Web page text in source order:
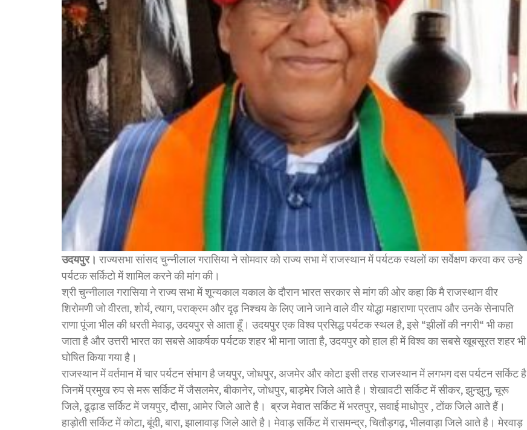
उदयपुर। राज्यसभा सांसद चुन्नीलाल गरासिया ने सोमवार को राज्य सभा में राजस्थान में पर्यटक स्थलों का सर्वेक्षण करवा कर उन्हे
पर्यटक सर्किटो में शामिल करने की मांग की।
श्री चुन्नीलाल गरासिया ने राज्य सभा में शून्यकाल यकाल के दौरान भारत सरकार से मांग की ओर कहा कि मै राजस्थान वीर
शिरोमणी जो वीरता, शोर्य, त्याग, पराक्रम और दृढ़ निश्चय के लिए जाने जाने वाले वीर योद्धा महाराणा प्रताप और उनके सेनापति
राणा पूंजा भील की धरती मेवाड़, उदयपुर से आता हूँ। उदयपुर एक विश्व प्रसिद्ध पर्यटक स्थल है, इसे “झीलों की नगरी“ भी कहा
जाता है और उत्तरी भारत का सबसे आकर्षक पर्यटक शहर भी माना जाता है, उदयपुर को हाल ही में विश्व का सबसे खूबसूरत शहर भी
घोषित किया गया है।
राजस्थान में वर्तमान में चार पर्यटन संभाग है जयपुर, जोधपुर, अजमेर और कोटा इसी तरह राजस्थान में लगभग दस पर्यटन सर्किट है
जिनमें प्रमुख रुप से मरू सर्किट में जैसलमेर, बीकानेर, जोधपुर, बाड़मेर जिले आते है। शेखावटी सर्किट में सीकर, झुन्झुनु, चूरू
जिले, ढूढ़ाड सर्किट में जयपुर, दौसा, आमेर जिले आते है। ब्रज मेवात सर्किट में भरतपुर, सवाई माधोपुर , टोंक जिले आते हैं।
हाड़ोती सर्किट में कोटा, बूंदी, बारा, झालावाड़ जिले आते है। मेवाड़ सर्किट में रासमन्द्र, चितौड़गढ़, भीलवाड़ा जिले आते है। मेरवाड़